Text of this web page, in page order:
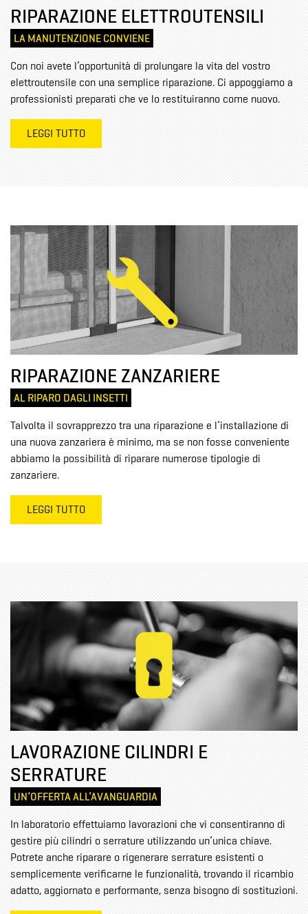
RIPARAZIONE ELETTROUTENSILI
LA MANUTENZIONE CONVIENE
Con noi avete l’opportunità di prolungare la vita del vostro
elettroutensile con una semplice riparazione. Ci appoggiamo a
professionisti preparati che ve lo restituiranno come nuovo.
LEGGI TUTTO
RIPARAZIONE ZANZARIERE
AL RIPARO DAGLI INSETTI
Talvolta il sovrapprezzo tra una riparazione e l’installazione di
una nuova zanzariera è minimo, ma se non fosse conveniente
abbiamo la possibilità di riparare numerose tipologie di
zanzariere.
LEGGI TUTTO
LAVORAZIONE CILINDRI E
SERRATURE
UN’OFFERTA ALL’AVANGUARDIA
In laboratorio effettuiamo lavorazioni che vi consentiranno di
gestire più cilindri o serrature utilizzando un’unica chiave.
Potrete anche riparare o rigenerare serrature esistenti o
semplicemente verificarne le funzionalità, trovando il ricambio
adatto, aggiornato e performante, senza bisogno di sostituzioni.